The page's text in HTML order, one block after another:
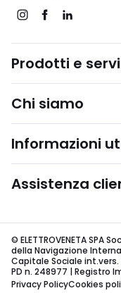
Prodotti e
Chi siamo
Informazioni
Assistenza
© ELETTROVENETA SPA
della Navigazione
Capitale Sociale int.vers.
PD n. 248977 | Registro
Privacy PolicyCookies